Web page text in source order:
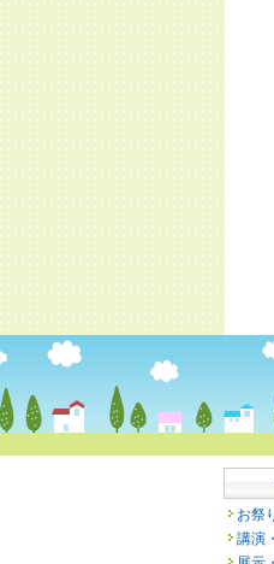
お祭
講演